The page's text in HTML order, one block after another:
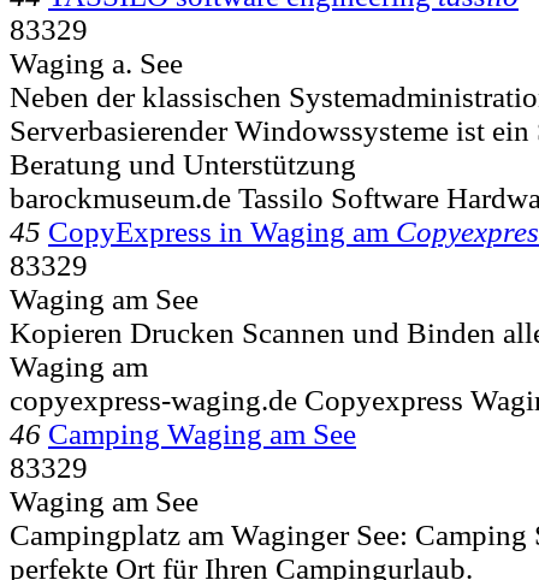
83329
Waging a. See
Neben der klassischen
Serverbasierender Windowssysteme ist
Beratung und Unterstützung
barockmuseum.de Tassilo Software
45 CopyExpress in Waging am
83329
Waging am See
Kopieren Drucken Scannen und Binden
Waging am
copyexpress-waging.de Copyexpress
46 Camping Waging am See
83329
Waging am See
Campingplatz am Waginger See: Camping
perfekte Ort für Ihren Campingurlaub.